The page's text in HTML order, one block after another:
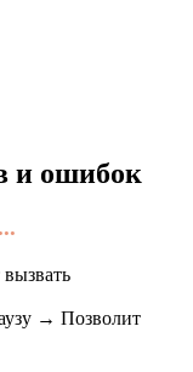
и ошибок
→ Позволит